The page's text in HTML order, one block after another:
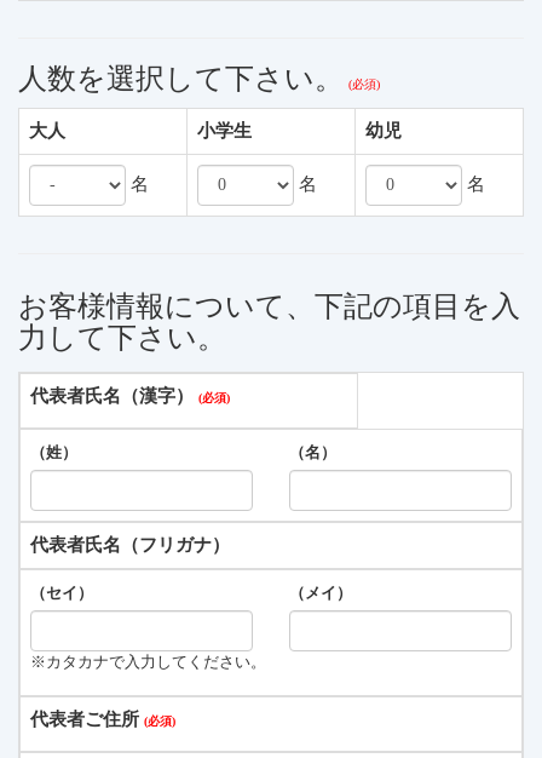
人数を選択して下さい。
大人 小学生 幼児
名 名 名
お客様情報について、下記の項目を入
力して下さい。
代表者氏名（漢字）
（姓） （名）
代表者氏名（フリガナ）
（セイ） （メイ）
※カタカナで入力してください。
代表者ご住所